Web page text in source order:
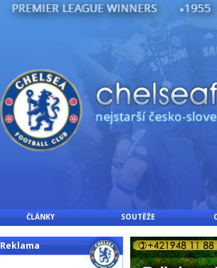
ČLÁNKY SOUTĚŽE
Reklama